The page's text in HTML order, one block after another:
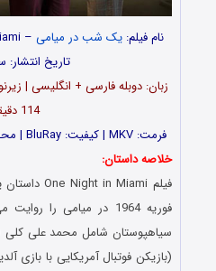
نام فیلم:یک شب در میامی – One Night in Miami | ژانر:
تاریخ انتشار:
زبان: دوبله فارسی + انگلیسی |
114 دقیقه
فرمت: MKV | کیفیت: BluRay | محصول آمریکا | امتیاز: 7.2 از 10
خلاصه داستان:
فوریه 1964 در میامی را
سیاهپوستان شامل محمد علی کلی
(بازیکن فوتبال آمریکایی با بازی